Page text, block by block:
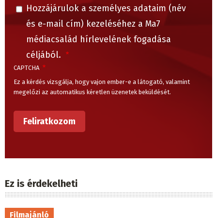
Hozzájárulok a személyes adataim (név
és e-mail cím) kezeléséhez a Ma7
médiacsalád hírlevelének fogadása
céljából.
CAPTCHA
Ez a kérdés vizsgálja, hogy vajon ember-e a látogató, valamint
megelőzi az automatikus kéretlen üzenetek beküldését.
Ez is érdekelheti
Filmajánló